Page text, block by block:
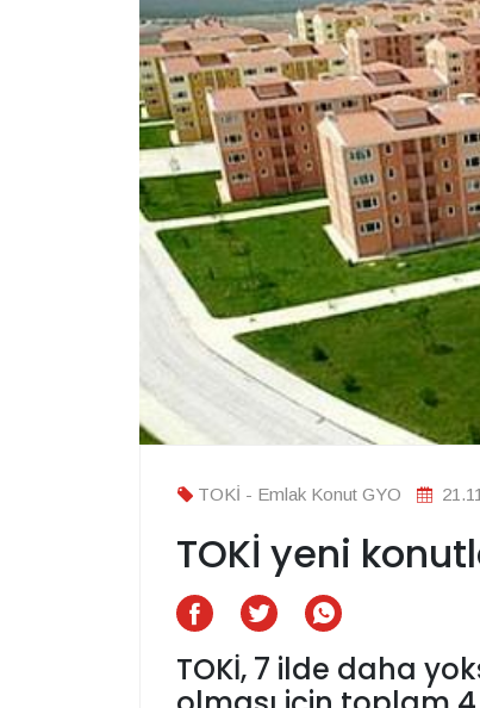
TOKİ - Emlak Konut GYO
TOKİ yeni
TOKİ, 7 ilde daha